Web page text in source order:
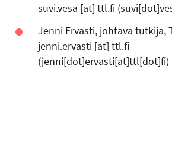
suvi.vesa [at]ttl.fi
Jenni Ervasti, johtava tutkija,
jenni.ervasti [at]ttl.fi
(jenni[dot]ervasti[at]ttl[dot]fi)